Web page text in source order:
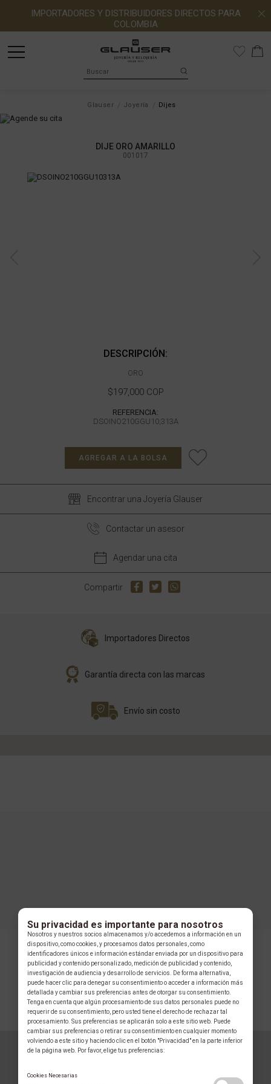
IMPORTADORES Y DISTRIBUIDORES DIRECTOS PARA
COLOMBIA
Glauser Joyería Dijes
DIJE ORO AMARILLO
001017
DESCRIPCIÓN:
ORO
$197,000 COP
REFERENCIA:
DSOINO210GGU10,313A
AGREGAR A LA BOLSA
Encontrar una Joyería Glauser
Contactar un asesor
Agendar una cita
Compartir
Importadores Directos
Garantía directa con las marcas
Envío sin costo
COLECCIÓN
Su privacidad es importante para nosotros
Nosotros y nuestros socios almacenamos y/o accedemos a información en un
dispositivo, como cookies, y procesamos datos personales, como
identificadores únicos e información estándar enviada por un dispositivo para
publicidad y contenido personalizado, medición de publicidad y contenido,
investigación de audiencia y desarrollo de servicios. De forma alternativa,
puede hacer clic para denegar su consentimiento o acceder a información más
detallada y cambiar sus preferencias antes de otorgar su consentimiento.
Tenga en cuenta que algún procesamiento de sus datos personales puede no
requerir de su consentimiento, pero usted tiene el derecho de rechazar tal
procesamiento. Sus preferencias se aplicarán solo a este sitio web. Puede
cambiar sus preferencias o retirar su consentimiento en cualquier momento
volviendo a este sitio y haciendo clic en el botón "Privacidad" en la parte inferior
de la página web. Por favor, elige tus preferencias:
Cookies Necesarias